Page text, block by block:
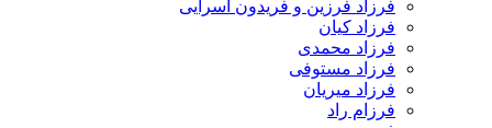
فرزاد فرزین و فریدون آسرایی
فرزاد کیان
فرزاد محمدی
فرزاد مستوفی
فرزاد میریان
فرزام راد